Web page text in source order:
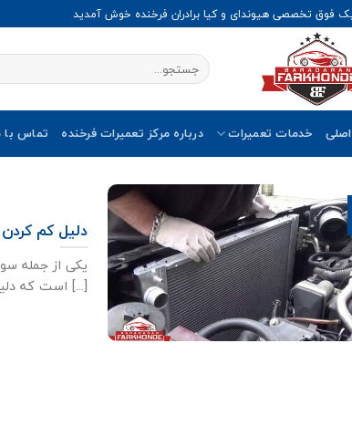
فوق تخصصی هیوندای و کیا برادران فرخنده خوش آمدید
خدمات تعمیرات درباره مرکز تعمیرات فرخنده تماس با
دلیل کم
یکی از جمله
است که دلیل [...]